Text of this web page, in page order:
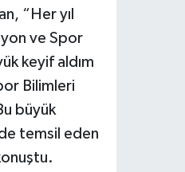
“Her yıl
ve Spor
keyif aldım
Bilimleri
büyük
temsil eden